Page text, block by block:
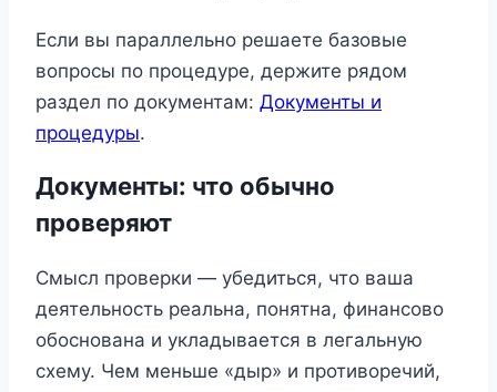
Если вы параллельно решаете базовые
вопросы по процедуре, держите рядом
раздел по документам: Документы и
процедуры.
Документы: что обычно
проверяют
Смысл проверки — убедиться, что ваша
деятельность реальна, понятна, финансово
обоснована и укладывается в легальную
схему. Чем меньше «дыр» и противоречий,